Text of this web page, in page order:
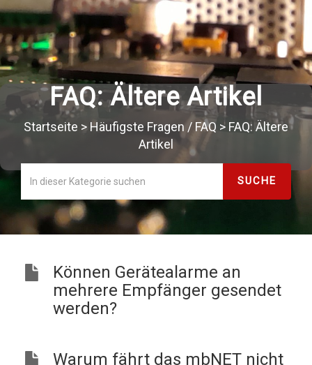
FAQ: Ältere Artikel
Startseite > Häufigste Fragen / FAQ > FAQ: Ältere
Artikel
Können Gerätealarme an
mehrere Empfänger gesendet
werden?
Warum fährt das mbNET nicht